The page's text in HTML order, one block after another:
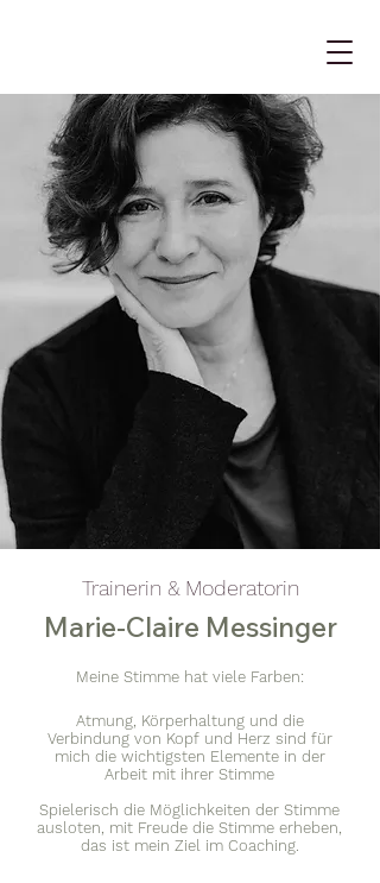
Trainerin & Moderatorin
Marie-Claire Messinger
Meine Stimme hat viele Farben:
Atmung, Körperhaltung und die
Verbindung von Kopf und Herz sind für
mich die wichtigsten Elemente in der
Arbeit mit ihrer Stimme
Spielerisch die Möglichkeiten der Stimme
ausloten, mit Freude die Stimme erheben,
das ist mein Ziel im Coaching.